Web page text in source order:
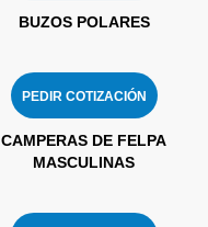
BUZOS POLARES
PEDIR COTIZACIÓN
CAMPERAS DE FELPA
MASCULINAS